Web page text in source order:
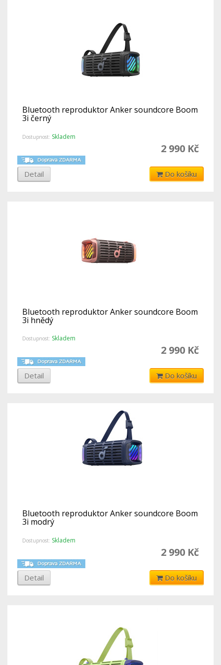
Bluetooth reproduktor Anker soundcore Boom
3i černý
Dostupnost: Skladem
2 990 Kč
Detail Do košíku
Bluetooth reproduktor Anker soundcore Boom
3i hnědý
Dostupnost: Skladem
2 990 Kč
Detail Do košíku
Bluetooth reproduktor Anker soundcore Boom
3i modrý
Dostupnost: Skladem
2 990 Kč
Detail Do košíku